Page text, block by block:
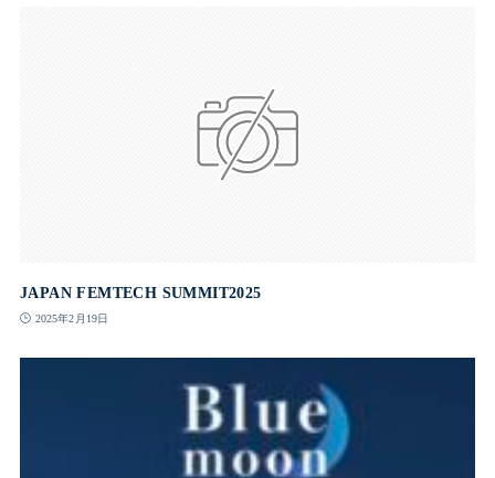
JAPAN FEMTECH SUMMIT2025
2025年2月19日